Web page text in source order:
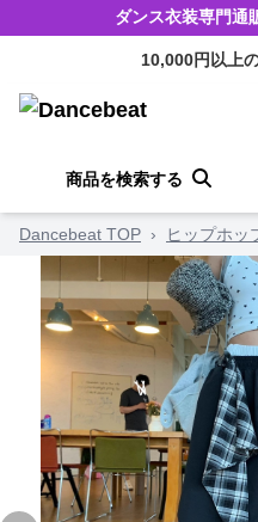
ダンス衣装専門通
10,000円以上
商品を検索する
Dancebeat TOP › ヒップホッ